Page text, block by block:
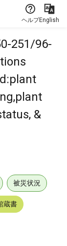
ヘルプEnglish
251/96-
&
被災状況
蔵書